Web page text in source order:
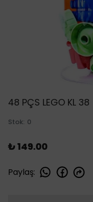
48 PÇS LEGO KL 38
Stok: 0
₺ 149.00
Paylaş: